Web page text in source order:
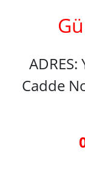
ADRES:
Cadde